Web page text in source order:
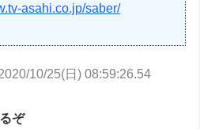
asahi.co.jp/saber/
10/25(日) 08:59:26.54
ぞ